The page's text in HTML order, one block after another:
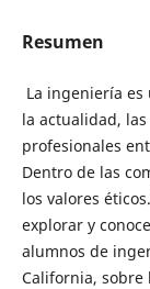
Resumen
La ingeniería es
la actualidad,
profesionales
Dentro de las
los valores
explorar y
alumnos de
California, sobre